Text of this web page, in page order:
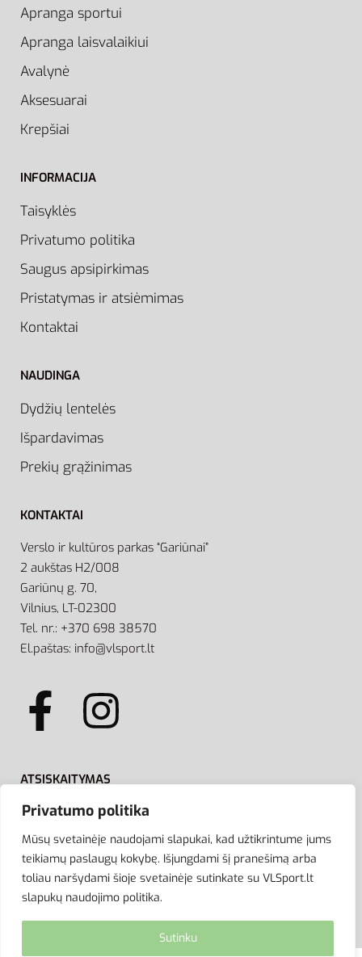
Privatumo politika
Mūsų svetainėje naudojami slapukai, kad užtikrintume jums
teikiamų paslaugų kokybę. Išjungdami šį pranešimą arba
toliau naršydami šioje svetainėje sutinkate su VLSport.lt
slapukų naudojimo politika.
Sutinku
Apranga sportui
Apranga laisvalaikiui
Avalynė
Aksesuarai
Krepšiai
INFORMACIJA
Taisyklės
Privatumo politika
Saugus apsipirkimas
Pristatymas ir atsiėmimas
Kontaktai
NAUDINGA
Dydžių lentelės
Išpardavimas
Prekių grąžinimas
KONTAKTAI
Verslo ir kultūros parkas “Gariūnai”
2 aukštas H2/008
Gariūnų g. 70,
Vilnius, LT-02300
Tel. nr.: +370 698 38570
El.paštas: info@vlsport.lt
ATSISKAITYMAS